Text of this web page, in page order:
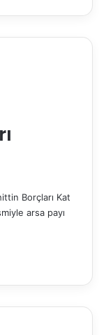
Borçları Kat
arsa payı